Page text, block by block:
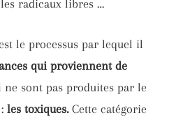
radicaux libres …
le processus par lequel il
qui proviennent de
sont pas produites par le
les toxiques.Cette catégorie